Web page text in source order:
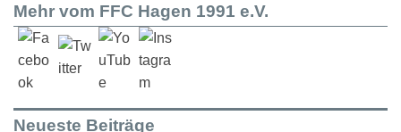
Mehr vom FFC Hagen 1991 e.V.
Neueste Beiträge